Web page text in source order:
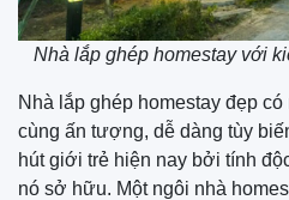
Nhà lắp ghép homestay với
Nhà lắp ghép homestay đẹp
cùng ấn tượng, dễ dàng tùy
hút giới trẻ hiện nay bởi tính
nó sở hữu. Một ngôi nhà